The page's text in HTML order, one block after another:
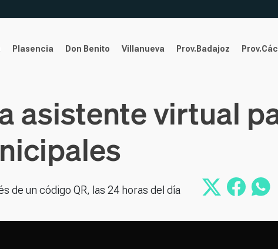
Plasencia Don Benito Villanueva Prov.Badajoz
asistente virtual
de un código QR, las 24 horas del día